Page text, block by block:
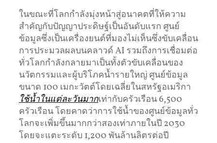
ในขณะที่โลกกำลังมุ่งหน้าสู่อนาคตที่ให้ความ
สำคัญกับปัญญาประดิษฐ์เป็นอันดับแรก ศูนย์
ข้อมูลซึ่งเป็นเครื่องยนต์ที่มองไม่เห็นซึ่งขับเคลื่อน
การประมวลผลบนคลาวด์ AI รวมถึงการเชื่อมต่อ
ทั่วโลกกำลังกลายมาเป็นทั้งตัวขับเคลื่อนของ
นวัตกรรมและผู้บริโภคน้ำรายใหญ่ ศูนย์ข้อมูล
ขนาด 100 เมกะวัตต์โดยเฉลี่ยในสหรัฐอเมริกา
ใช้น้ำในแต่ละวันมากเท่ากับครัวเรือน 6,500
ครัวเรือน โดยคาดว่าการใช้น้ำของศูนย์ข้อมูลทั่ว
โลกจะเพิ่มขึ้นมากกว่าสองเท่าภายในปี 2030
โดยจะแตะระดับ 1,200 พันล้านลิตรต่อปี